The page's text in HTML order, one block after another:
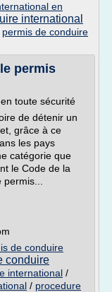
en
international
permis de conduire
permis
toute sécurité
de détenir un
grâce à ce
les pays
catégorie que
le Code de la
de conduire
conduire
international /
/ procedure